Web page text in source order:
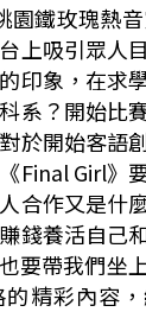
園鐵玫瑰熱
上吸引眾人
印象，在求
系？開始比
於開始客語
Final Girl》
合作又是什
錢養活自己
要帶我們坐
精彩內容